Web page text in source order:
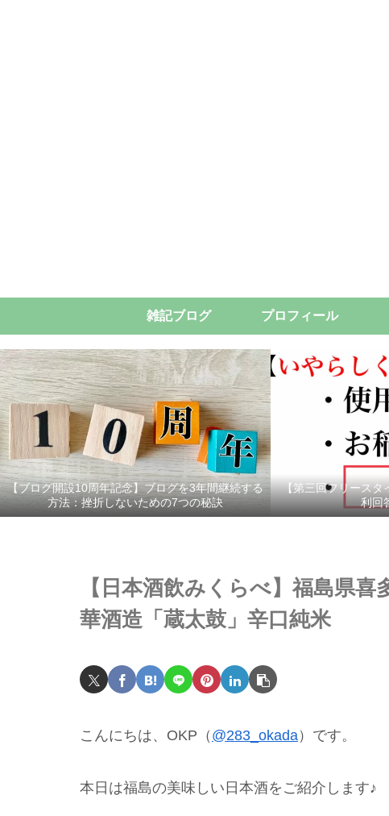
雑記ブログ プロフィール
【ブログ開設10周年記念】ブログを3年間継続する
方法：挫折しないための7つの秘訣
【第三回フリースタ
利回
【日本酒飲みくらべ】福島県
華酒造「蔵太鼓」辛口純米
こんにちは、OKP（ @283_okada）です。
本日は福島の美味しい日本酒をご紹介します♪